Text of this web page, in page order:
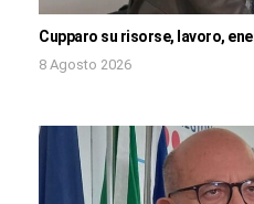
Cupparo su risorse, lavoro,
8 Agosto 2026